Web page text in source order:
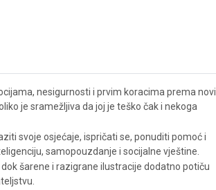
nesigurnosti i prvim koracima prema
je sramežljiva da joj je teško čak i nekoga
svoje osjećaje, ispričati se, ponuditi pomoć i
samopouzdanje i socijalne vještine.
šarene i razigrane ilustracije dodatno potiču